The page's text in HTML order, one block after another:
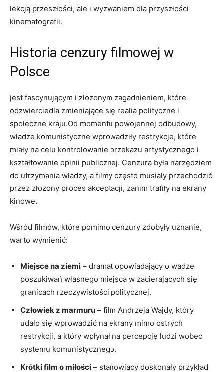
lekcją przeszłości, ale i wyzwaniem dla przyszłości
kinematografii.
Historia cenzury filmowej w
Polsce
jest fascynującym i złożonym zagadnieniem,⁣ które
odzwierciedla zmieniające ⁤się realia polityczne⁣ i
społeczne ⁢kraju.Od momentu powojennej odbudowy,
władze komunistyczne wprowadziły restrykcje, które
miały na celu kontrolowanie przekazu artystycznego i
kształtowanie opinii publicznej. Cenzura była narzędziem
do utrzymania władzy, a filmy często⁣ musiały​ przechodzić
przez złożony proces akceptacji, zanim trafiły na ⁢ekrany
kinowe.
Wśród filmów, które pomimo cenzury zdobyły uznanie,
warto wymienić:
Miejsce na ziemi – dramat opowiadający o‌ wadze
poszukiwań własnego miejsca w zacierających⁣ się
granicach rzeczywistości politycznej.
Człowiek z marmuru – film Andrzeja Wajdy, który
udało ‍się​ wprowadzić na ekrany mimo ostrych
restrykcji, ⁢a⁣ który wpłynął na percepcję ludzi wobec
systemu komunistycznego.
Krótki film o‌ miłości – stanowiący doskonały przykład